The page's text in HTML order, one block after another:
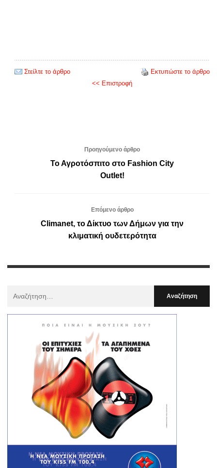
Στείλτε το άρθρο
Εκτυπώστε το άρθρο
<< Επιστροφή
Προηγούμενο άρθρο
Το Αγροτόσπιτο στο Fashion City
Outlet!
Επόμενο άρθρο
Climanet, το Δίκτυο των Δήμων για την
κλιματική ουδετερότητα
: